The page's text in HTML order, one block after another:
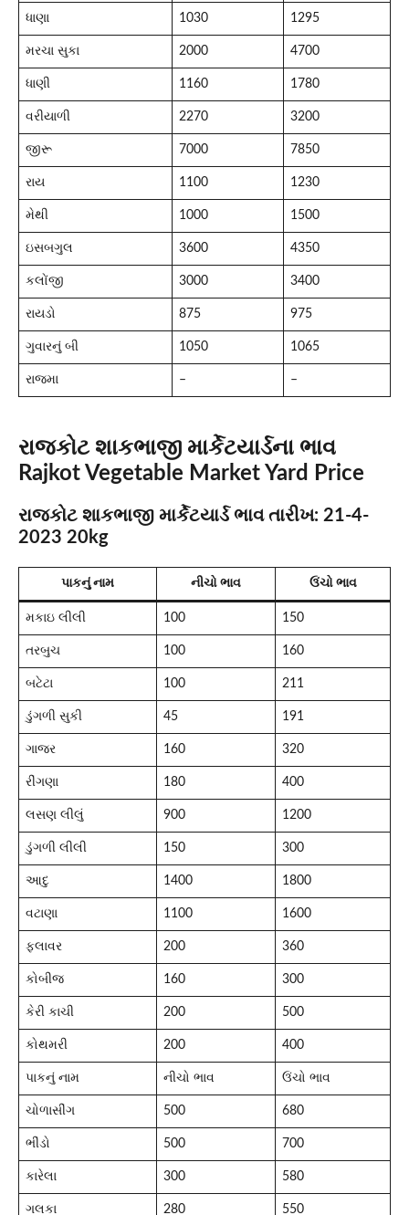
ધાણા 1030 1295
મરચા સુકા 2000 4700
ધાણી 1160 1780
વરીયાળી 2270 3200
જીરૂ 7000 7850
રાય 1100 1230
મેથી 1000 1500
ઇસબગુલ 3600 4350
કલોંજી 3000 3400
રાયડો 875 975
ગુવારનું બી 1050 1065
રાજમા – –
રાજકોટ શાકભાજી માર્કેટયાર્ડના ભાવ
Rajkot Vegetable Market Yard Price
રાજકોટ શાકભાજી માર્કેટયાર્ડ ભાવ તારીખ: 21-4-
2023 20kg
પાકનું નામ નીચો ભાવ ઉંચો ભાવ
મકાઇ લીલી 100 150
તરબુચ 100 160
બટેટા 100 211
ડુંગળી સુકી 45 191
ગાજર 160 320
રીંગણા 180 400
લસણ લીલું 900 1200
ડુંગળી લીલી 150 300
આદુ 1400 1800
વટાણા 1100 1600
ફલાવર 200 360
કોબીજ 160 300
કેરી કાચી 200 500
કોથમરી 200 400
પાકનું નામ નીચો ભાવ ઉંચો ભાવ
ચોળાસીંગ 500 680
ભીંડો 500 700
કારેલા 300 580
ગલકા 280 550